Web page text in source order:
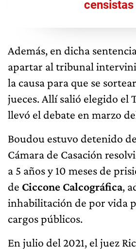
censistas
Además, en dicha
apartar al tribunal
la causa para que se
jueces. Allí salió elegido el
llevó el debate en marzo
Boudou estuvo detenido
Cámara de Casación
a 5 años y 10 meses de
de Ciccone Calcográfica,
inhabilitación de por vida
cargos públicos.
En julio del 2021, el juez